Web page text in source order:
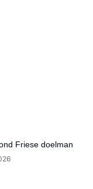
Friese doelman